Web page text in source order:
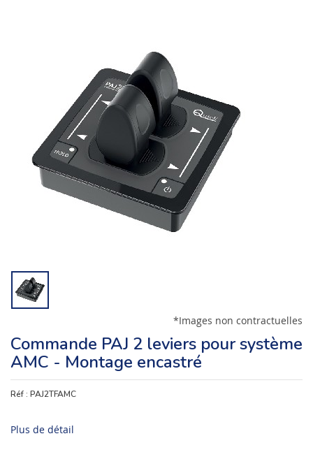
*Images non contractuelles
Commande PAJ 2 leviers pour système
AMC - Montage encastré
Réf : PAJ2TFAMC
Plus de détail